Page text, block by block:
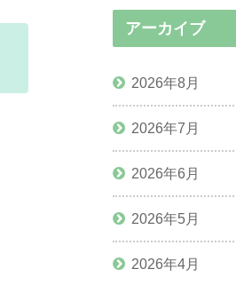
アーカイブ
2026年8月
2026年7月
2026年6月
2026年5月
2026年4月